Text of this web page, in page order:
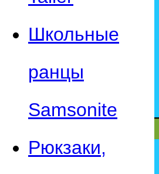
Школьные
ранцы
Samsonite
Рюкзаки,